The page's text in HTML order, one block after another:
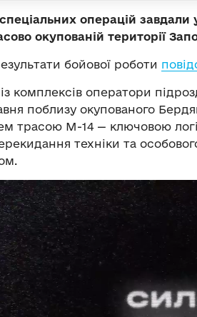
операцій
окупованій території
бойової роботи
комплексів оператори
поблизу окупованого
трасою М-14 — ключовою
техніки та